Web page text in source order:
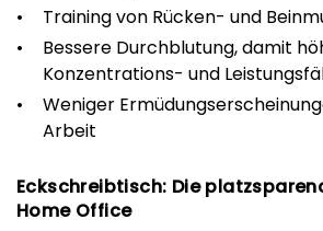
Training von Rücken- und
Bessere Durchblutung, damit
Konzentrations- und
Weniger
Arbeit
Eckschreibtisch: Die
Home Office